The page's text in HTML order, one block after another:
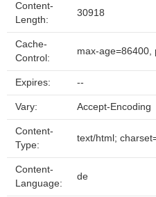
Content-
Length:
30918
Cache-
Control:
max-age=86400,
Expires: --
Vary: Accept-Encoding
Content-
Type:
text/html;
Content-
Language:
de